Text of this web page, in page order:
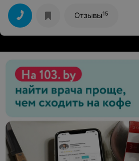
определенный анализ и все
мучилась( Очень вежливый врач, все
показывает, и не дерут такие деньги,
за что. Буду еще ходить и масика
Отзывы15